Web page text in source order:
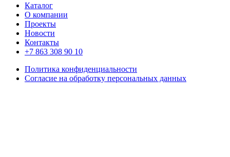
Каталог
О компании
Проекты
Новости
Контакты
+7 863 308 90 10
Политика конфиденциальности
Согласие на обработку персональных данных